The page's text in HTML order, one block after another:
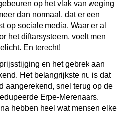
op het vlak van weging
dan normaal, dat er een
op sociale media. Waar er al
het diftarsysteem, voelt men
En terecht!
en het gebrek aan
Het belangrijkste nu is dat
aangerekend, snel terug op de
Erpe-Merenaars.
hebben heel wat mensen elke